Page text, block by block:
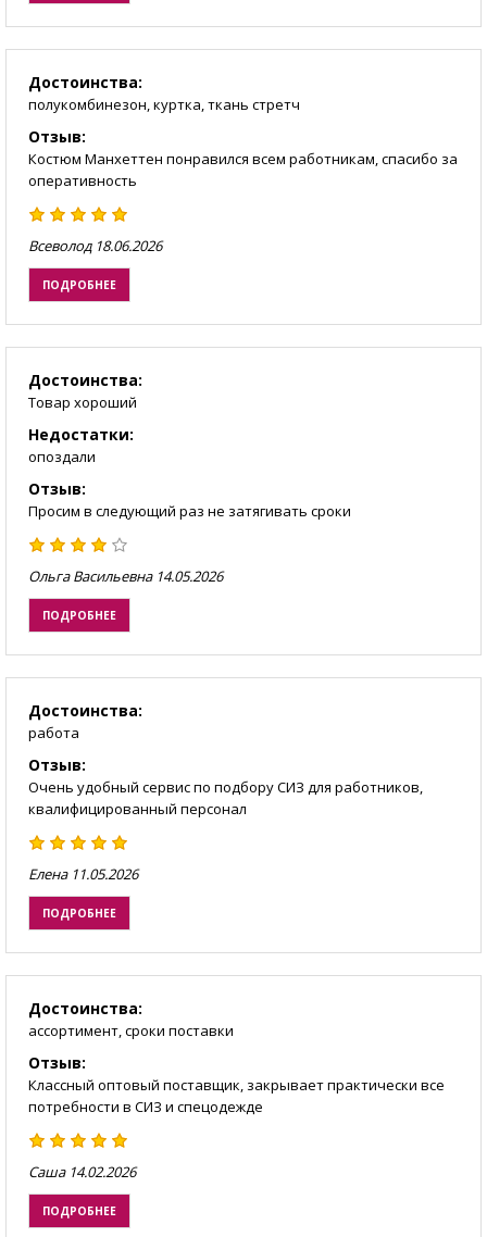
Достоинства:
полукомбинезон, куртка, ткань стретч
Отзыв:
Костюм Манхеттен понравился всем работникам, спасибо за
оперативность
Всеволод 18.06.2026
ПОДРОБНЕЕ
Достоинства:
Товар хороший
Недостатки:
опоздали
Отзыв:
Просим в следующий раз не затягивать сроки
Ольга Васильевна 14.05.2026
ПОДРОБНЕЕ
Достоинства:
работа
Отзыв:
Очень удобный сервис по подбору СИЗ для работников,
квалифицированный персонал
Елена 11.05.2026
ПОДРОБНЕЕ
Достоинства:
ассортимент, сроки поставки
Отзыв:
Классный оптовый поставщик, закрывает практически все
потребности в СИЗ и спецодежде
Саша 14.02.2026
ПОДРОБНЕЕ